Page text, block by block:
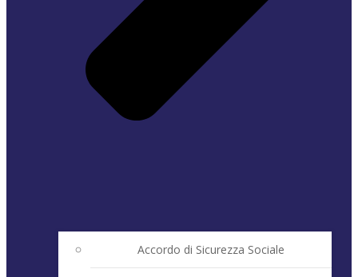
Accordo di Sicurezza Sociale